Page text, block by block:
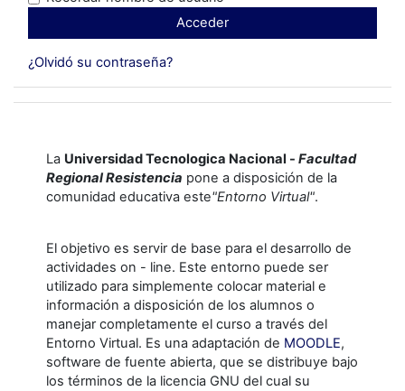
¿Olvidó su contraseña?
La Universidad Tecnologica Nacional - Facultad
Regional Resistencia pone a disposición de la
comunidad educativa este"Entorno Virtual".
El objetivo es servir de base para el desarrollo de
actividades on - line. Este entorno puede ser
utilizado para simplemente colocar material e
información a disposición de los alumnos o
manejar completamente el curso a través del
Entorno Virtual. Es una adaptación de MOODLE,
software de fuente abierta, que se distribuye bajo
los términos de la licencia GNU del cual su